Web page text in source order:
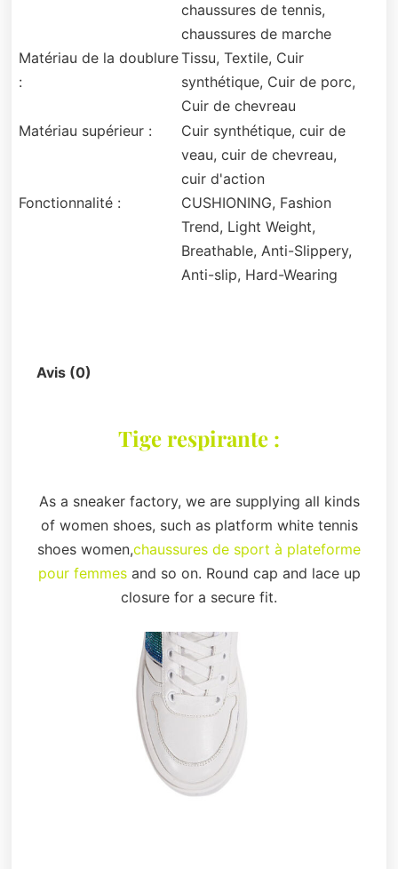
chaussures de tennis,
chaussures de marche
Matériau de la doublure
:
Tissu, Textile, Cuir
synthétique, Cuir de porc,
Cuir de chevreau
Matériau supérieur :
Cuir synthétique, cuir de
veau, cuir de chevreau,
cuir d'action
Fonctionnalité :
CUSHIONING, Fashion
Trend, Light Weight,
Breathable, Anti-Slippery,
Anti-slip, Hard-Wearing
Avis (0)
Tige respirante :
As a sneaker factory, we are supplying all kinds
of women shoes, such as platform white tennis
shoes women,chaussures de sport à plateforme
pour femmesand so on. Round cap and lace up
closure for a secure fit.